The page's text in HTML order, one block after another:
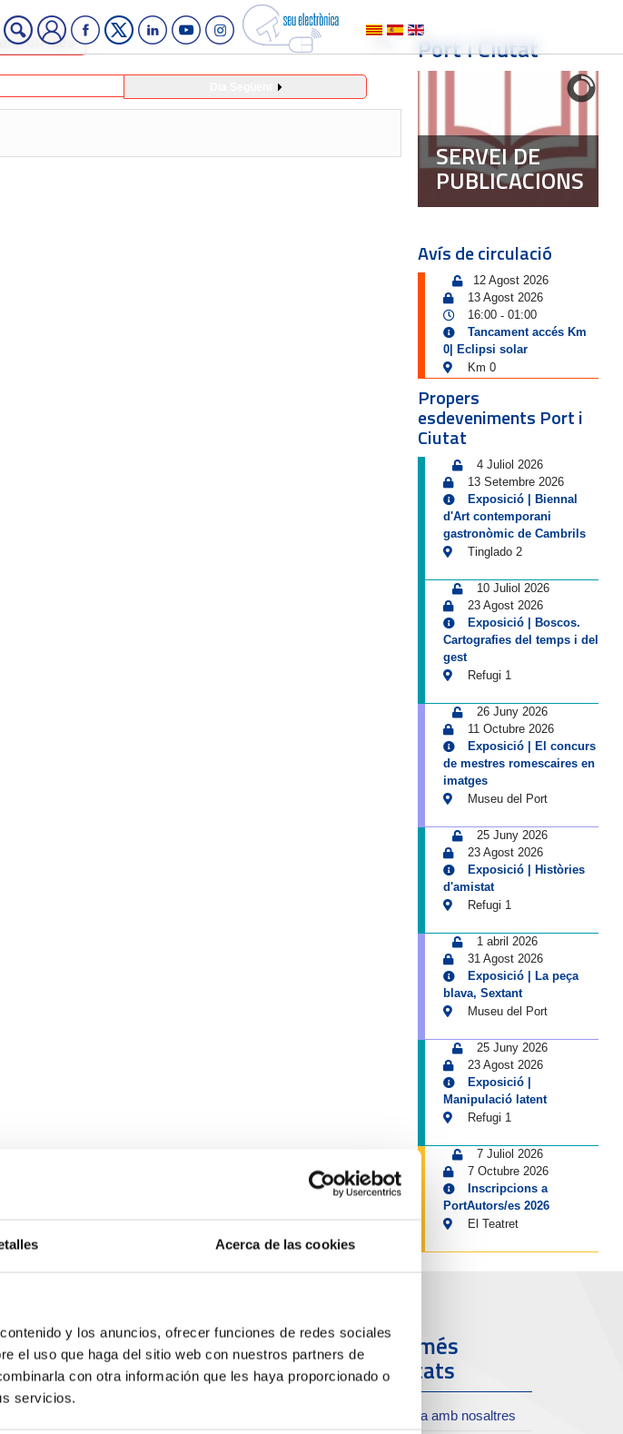
Acerca de las cookies
y los anuncios, ofrecer funciones de redes sociales
el uso que haga del sitio web con nuestros partners de
con otra información que les haya proporcionado o
servicios.
a un mes Port i Ciutat
SERVEI DE
PUBLICACIONS
Avís de circulació
12 Agost 2026
13 Agost 2026
16:00- 01:00
Tancament accés Km
0| Eclipsi solar
Km 0
Propers
esdeveniments Port i
Ciutat
4 Juliol 2026
13 Setembre 2026
Exposició | Biennal
d'Art contemporani
gastronòmic de Cambrils
Tinglado 2
10 Juliol 2026
23 Agost 2026
Exposició | Boscos.
Cartografies del temps i del
gest
Refugi 1
26 Juny 2026
11 Octubre 2026
Exposició | El concurs
de mestres romescaires en
imatges
Museu del Port
25 Juny 2026
23 Agost 2026
Exposició | Històries
d'amistat
Refugi 1
1 abril 2026
31 Agost 2026
Exposició | La peça
blava, Sextant
Museu del Port
25 Juny 2026
23 Agost 2026
Exposició |
Manipulació latent
Refugi 1
7 Juliol 2026
7 Octubre 2026
Inscripcions a
PortAutors/es 2026
El Teatret
Negoci
Tràfics
Port i Ciutat Els més
visitats
Treballa amb nosaltres